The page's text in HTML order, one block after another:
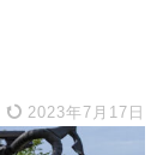
2023年7月17日